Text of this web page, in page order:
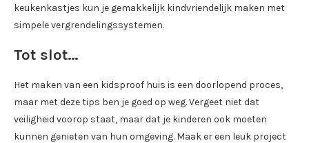
keukenkastjes kun je gemakkelijk kindvriendelijk maken met
simpele vergrendelingssystemen.
Tot slot…
Het maken van een kidsproof huis is een doorlopend proces,
maar met deze tips ben je goed op weg. Vergeet niet dat
veiligheid voorop staat, maar dat je kinderen ook moeten
kunnen genieten van hun omgeving. Maak er een leuk project